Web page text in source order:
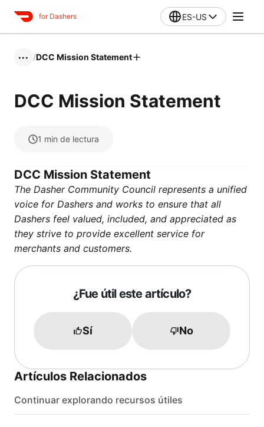
for Dashers ES-US
••• /DCC Mission Statement
DCC Mission Statement
1 min de lectura
DCC Mission Statement
The Dasher Community Council represents a unified
voice for Dashers and works to ensure that all
Dashers feel valued, included, and appreciated as
they strive to provide excellent service for
merchants and customers.
¿Fue útil este artículo?
Sí No
Artículos Relacionados
Continuar explorando recursos útiles